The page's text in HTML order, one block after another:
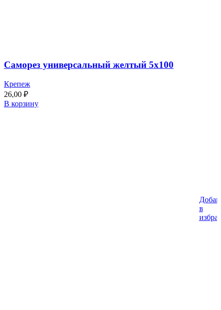
Саморез универсальный желтый 5х100
Крепеж
26,00 ₽
В корзину
в